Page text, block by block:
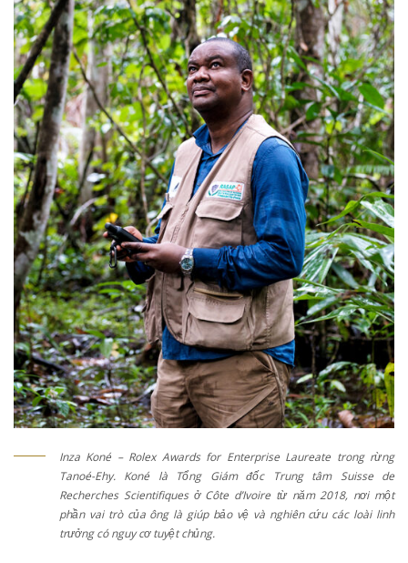
Inza Koné – Rolex Awards for Enterprise Laureate trong rừng
Tanoé-Ehy. Koné là Tổng Giám đốc Trung tâm Suisse de
Recherches Scientifiques ở Côte d’Ivoire từ năm 2018, nơi một
phần vai trò của ông là giúp bảo vệ và nghiên cứu các loài linh
trưởng có nguy cơ tuyệt chủng.